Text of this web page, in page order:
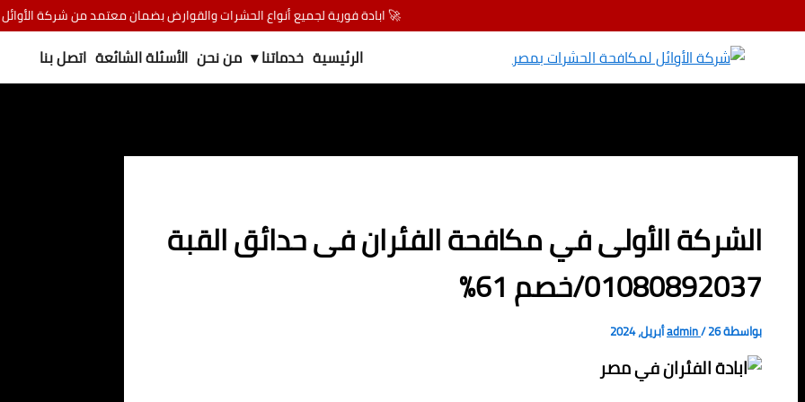
🚀 ابادة فورية لجميع أنواع الحشرات والقوارض بضمان معتمد من شركة الأوائل
الرئيسية خدماتنا ▾ من نحن الأسئلة الشائعة اتصل بنا
الشركة الأولى في مكافحة الفئران فى حدائق القبة
01080892037/خصم 61%
بواسطة admin/26 أبريل، 2024